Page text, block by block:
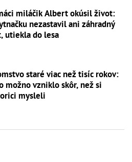
miláčik Albert okúsil život:
nezastavil ani záhradný
utiekla do lesa
staré viac než tisíc rokov:
možno vzniklo skôr, než si
mysleli